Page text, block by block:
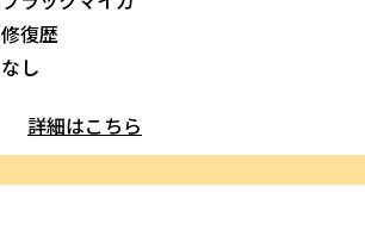
修復歴
なし
詳細はこちら